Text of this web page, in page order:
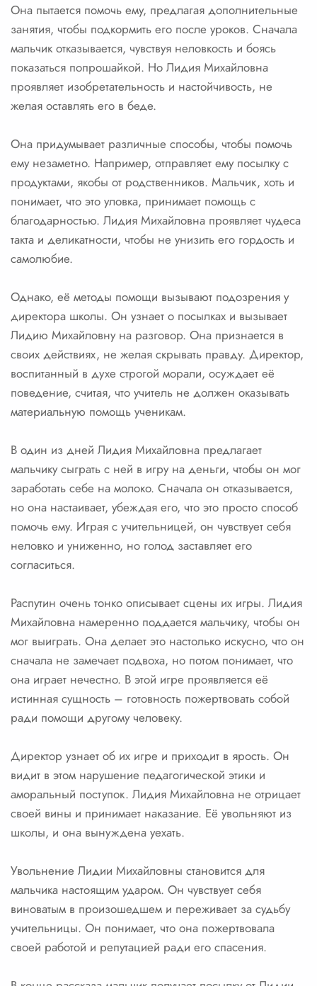
Она пытается помочь ему, предлагая дополнительные
занятия, чтобы подкормить его после уроков. Сначала
мальчик отказывается, чувствуя неловкость и боясь
показаться попрошайкой. Но Лидия Михайловна
проявляет изобретательность и настойчивость, не
желая оставлять его в беде.
Она придумывает различные способы, чтобы помочь
ему незаметно. Например, отправляет ему посылку с
продуктами, якобы от родственников. Мальчик, хоть и
понимает, что это уловка, принимает помощь с
благодарностью. Лидия Михайловна проявляет чудеса
такта и деликатности, чтобы не унизить его гордость и
самолюбие.
Однако, её методы помощи вызывают подозрения у
директора школы. Он узнает о посылках и вызывает
Лидию Михайловну на разговор. Она признается в
своих действиях, не желая скрывать правду. Директор,
воспитанный в духе строгой морали, осуждает её
поведение, считая, что учитель не должен оказывать
материальную помощь ученикам.
В один из дней Лидия Михайловна предлагает
мальчику сыграть с ней в игру на деньги, чтобы он мог
заработать себе на молоко. Сначала он отказывается,
но она настаивает, убеждая его, что это просто способ
помочь ему. Играя с учительницей, он чувствует себя
неловко и униженно, но голод заставляет его
согласиться.
Распутин очень тонко описывает сцены их игры. Лидия
Михайловна намеренно поддается мальчику, чтобы он
мог выиграть. Она делает это настолько искусно, что он
сначала не замечает подвоха, но потом понимает, что
она играет нечестно. В этой игре проявляется её
истинная сущность – готовность пожертвовать собой
ради помощи другому человеку.
Директор узнает об их игре и приходит в ярость. Он
видит в этом нарушение педагогической этики и
аморальный поступок. Лидия Михайловна не отрицает
своей вины и принимает наказание. Её увольняют из
школы, и она вынуждена уехать.
Увольнение Лидии Михайловны становится для
мальчика настоящим ударом. Он чувствует себя
виноватым в произошедшем и переживает за судьбу
учительницы. Он понимает, что она пожертвовала
своей работой и репутацией ради его спасения.